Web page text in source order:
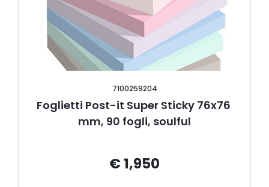
7100259204
Foglietti Post-it Super Sticky 76x76
mm, 90 fogli, soulful
€ 1,950